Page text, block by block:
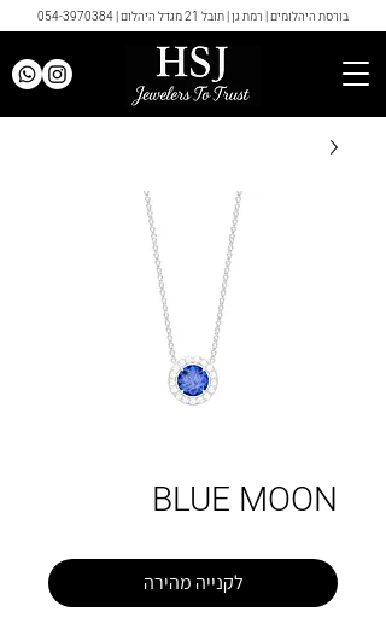
בורסת היהלומים | רמת גן | תובל 21 מגדל היהלום | 054-3970384
BLUE MOON
לקנייה מהירה